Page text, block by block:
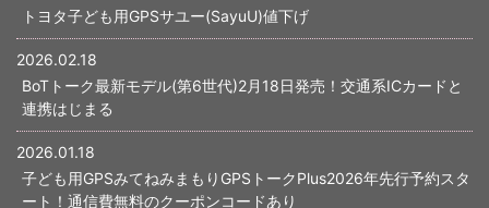
トヨタ子ども用GPSサユー(SayuU)値下げ
2026.02.18
BoTトーク最新モデル(第6世代)2月18日発売！交通系ICカードと
連携はじまる
2026.01.18
子ども用GPSみてねみまもりGPSトークPlus2026年先行予約スタ
ート！通信費無料のクーポンコードあり